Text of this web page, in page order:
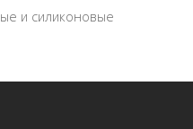
и силиконовые